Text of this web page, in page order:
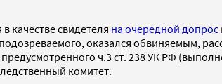
качестве свидетеля на очередной допрос
оказался обвиняемым,
ч.3 ст. 238 УК РФ
комитет.